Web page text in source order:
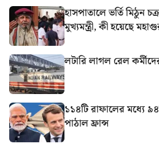
হাসপাতালে ভর্তি মিঠুন
মুখ্যমন্ত্রী, কী হয়েছে
লটারি লাগল রেল
১১৪টি রাফালের মধ্যে
পাঠাল ফ্রান্স